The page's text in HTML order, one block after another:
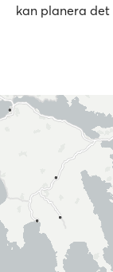
kan planera